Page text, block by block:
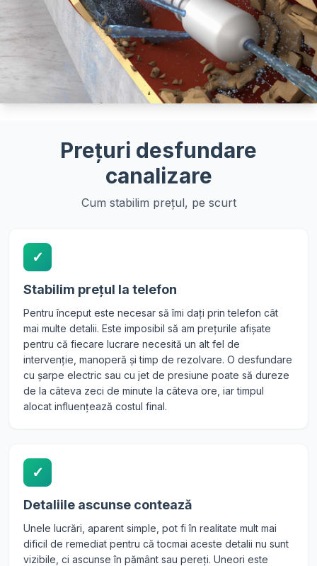
Prețuri desfundare
canalizare
Cum stabilim prețul, pe scurt
✓
Stabilim prețul la telefon
Pentru început este necesar să îmi dați prin telefon cât
mai multe detalii. Este imposibil să am prețurile afișate
pentru că fiecare lucrare necesită un alt fel de
intervenție, manoperă și timp de rezolvare. O desfundare
cu șarpe electric sau cu jet de presiune poate să dureze
de la câteva zeci de minute la câteva ore, iar timpul
alocat influențează costul final.
✓
Detaliile ascunse contează
Unele lucrări, aparent simple, pot fi în realitate mult mai
dificil de remediat pentru că tocmai aceste detalii nu sunt
vizibile, ci ascunse în pământ sau pereți. Uneori este